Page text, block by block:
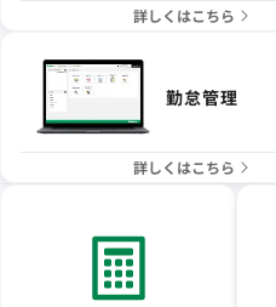
詳しくはこちら
勤怠管理
詳しくはこちら